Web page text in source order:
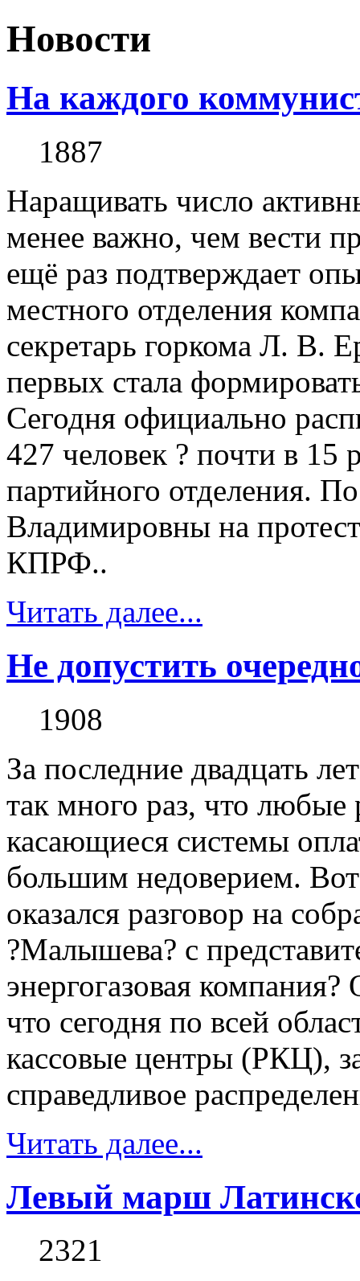
Новости
На каждого
1887
Наращивать число
менее важно, чем вести
ещё раз подтверждает
местного отделения
секретарь горкома Л. В.
первых стала
Сегодня официально
427 человек ? почти в 15
партийного отделения.
Владимировны на
КПРФ..
Читать далее...
Не допустить
1908
За последние двадцать
так много раз, что
касающиеся системы
большим недоверием.
оказался разговор на
?Малышева? с
энергогазовая
что сегодня по всей
кассовые центры (РКЦ),
справедливое
Читать далее...
Левый марш
2321